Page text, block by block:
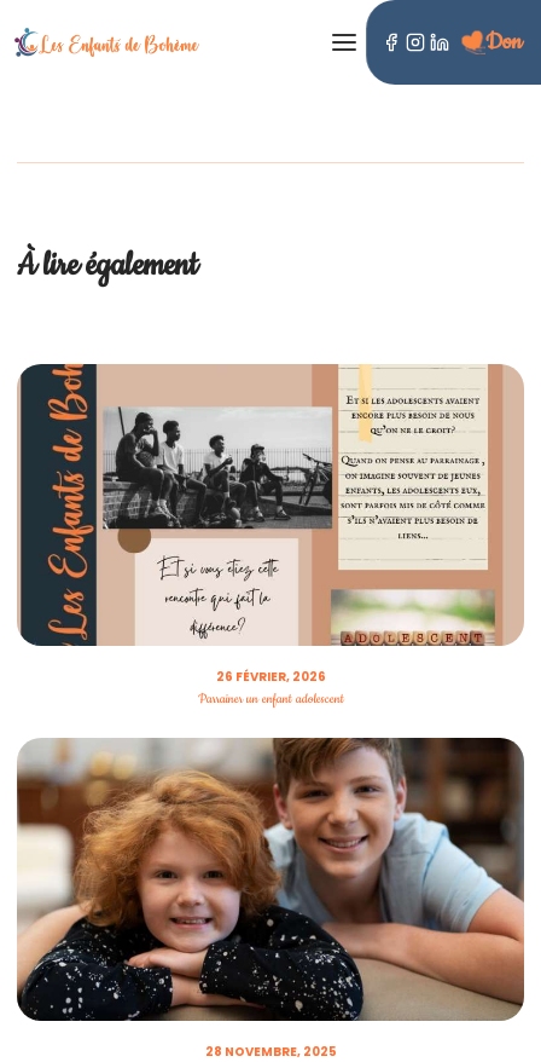
Don
LES ENFANTS DE BOHÈME
À lire également
26 FÉVRIER, 2026
Parrainer un enfant adolescent
28 NOVEMBRE, 2025